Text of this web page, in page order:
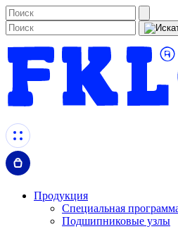
Продукция
Специальная
Подшипниковые узлы